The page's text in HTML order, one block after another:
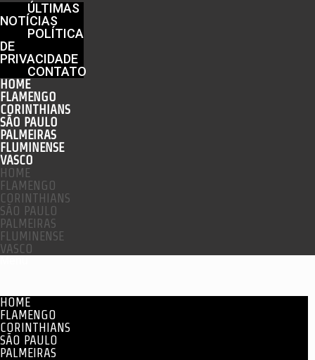
ÚLTIMAS
NOTÍCIAS
POLÍTICA
DE
PRIVACIDADE
CONTATO
HOME
FLAMENGO
CORINTHIANS
SÃO PAULO
PALMEIRAS
FLUMINENSE
VASCO
HOME
FLAMENGO
CORINTHIANS
SÃO PAULO
PALMEIRAS
FLUMINENSE
VASCO
HOME
FLAMENGO
CORINTHIANS
SÃO PAULO
PALMEIRAS